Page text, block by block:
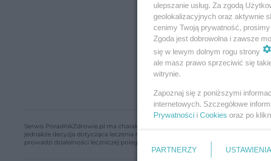
Serwis PoradnikZdrowie.pl ma charakter edukacyjny, nie stanowi i nie zastępuje
jednakże decyzja dotycząca leczenia należy do lekarza. Redakcja i wydawca
prowadzi działalności leczniczej polegającej na udzielaniu świadczeń
ulepszanie usług. Za zgodą
geolokalizacyjnych oraz aktywnie
cenimy Twoją prywatność,
Zgoda jest dobrowolna i zawsze
się w lewym dolnym rogu strony
ale masz prawo sprzeciwić się
witrynie.
Zapoznaj się z poniższymi
internetowych. Szczegółowe
Prywatności i Cookies oraz po
PARTNERZY USTAWIENIA